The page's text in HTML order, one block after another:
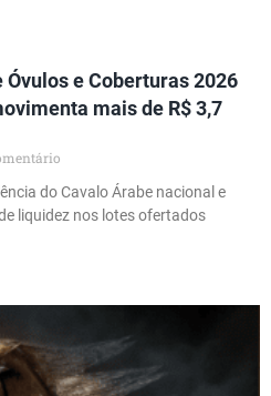
e Coberturas 2026
mais de R$ 3,7
do Cavalo Árabe nacional e
liquidez nos lotes ofertados